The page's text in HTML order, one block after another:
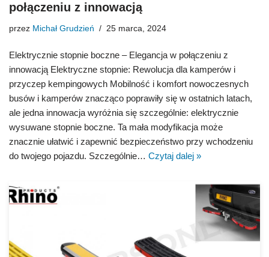
połączeniu z innowacją
przez Michał Grudzień 25 marca, 2024
Elektrycznie stopnie boczne – Elegancja w połączeniu z
innowacją Elektryczne stopnie: Rewolucja dla kamperów i
przyczep kempingowych Mobilność i komfort nowoczesnych
busów i kamperów znacząco poprawiły się w ostatnich latach,
ale jedna innowacja wyróżnia się szczególnie: elektrycznie
wysuwane stopnie boczne. Ta mała modyfikacja może
znacznie ułatwić i zapewnić bezpieczeństwo przy wchodzeniu
do twojego pojazdu. Szczególnie… Czytaj dalej »